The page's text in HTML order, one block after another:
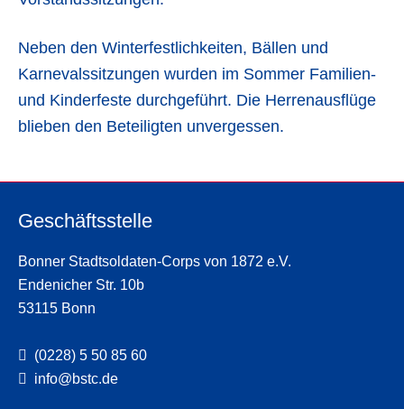
Neben den Winterfestlichkeiten, Bällen und
Karnevalssitzungen wurden im Sommer Familien-
und Kinderfeste durchgeführt. Die Herrenausflüge
blieben den Beteiligten unvergessen.
Geschäftsstelle
Bonner Stadtsoldaten-Corps von 1872 e.V.
Endenicher Str. 10b
53115 Bonn
(0228) 5 50 85 60
info@bstc.de